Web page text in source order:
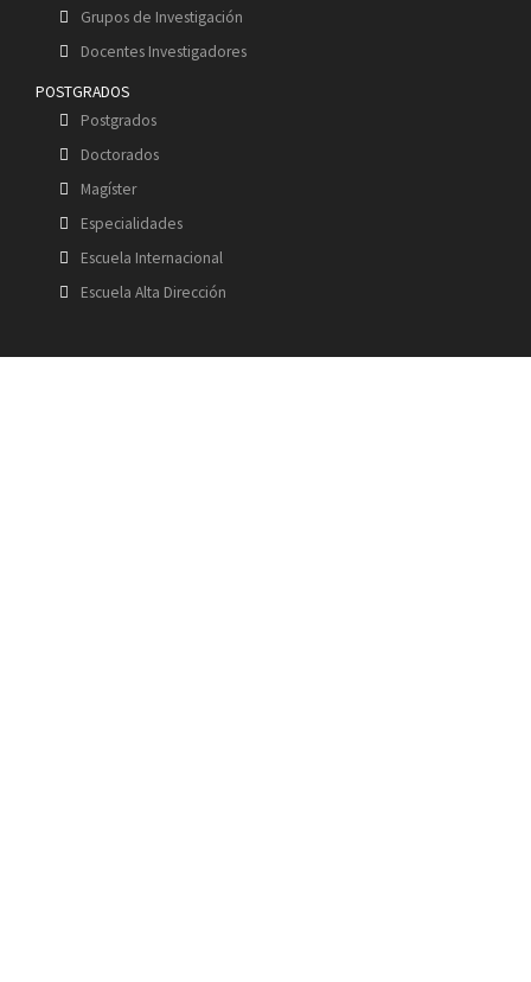
Grupos de Investigación
Docentes Investigadores
POSTGRADOS
Postgrados
Doctorados
Magíster
Especialidades
Escuela Internacional
Escuela Alta Dirección